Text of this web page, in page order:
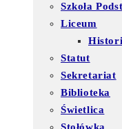
Szkoła
Liceum
Statut
Sekretariat
Biblioteka
Świetlica